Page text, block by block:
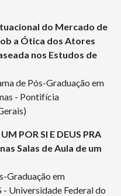
do Mercado de
a Ótica dos Atores
nos Estudos de
de Pós-Graduação em
- Pontifícia
POR SI E DEUS PRA
Salas de Aula de um
Graduação em
Universidade Federal do